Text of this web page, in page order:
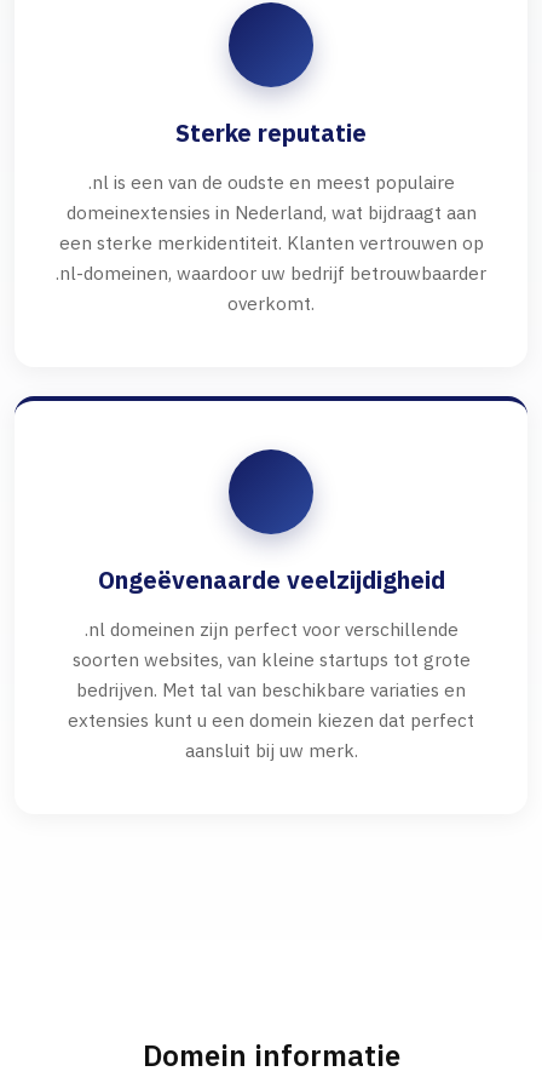
Sterke reputatie
.nl is een van de oudste en meest populaire
domeinextensies in Nederland, wat bijdraagt aan
een sterke merkidentiteit. Klanten vertrouwen op
.nl-domeinen, waardoor uw bedrijf betrouwbaarder
overkomt.
Ongeëvenaarde veelzijdigheid
.nl domeinen zijn perfect voor verschillende
soorten websites, van kleine startups tot grote
bedrijven. Met tal van beschikbare variaties en
extensies kunt u een domein kiezen dat perfect
aansluit bij uw merk.
Domein informatie